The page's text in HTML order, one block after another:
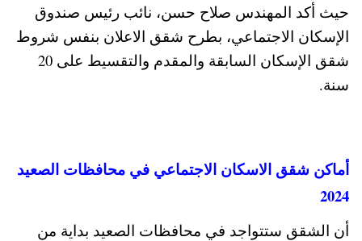
حيث أكد المهندس صلاح حسن، نائب رئيس صندوق
الإسكان الاجتماعي، بطرح شقق الاعلان بنفس شروط
شقق الإسكان السابقة والمقدم والتقسيط على 20
سنة.
أماكن شقق الاسكان الاجتماعي في محافظات الصعيد
2024
أن الشقق ستتواجد في محافظات الصعيد بداية من